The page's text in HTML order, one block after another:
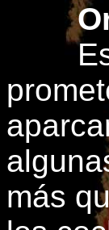
Esta
más